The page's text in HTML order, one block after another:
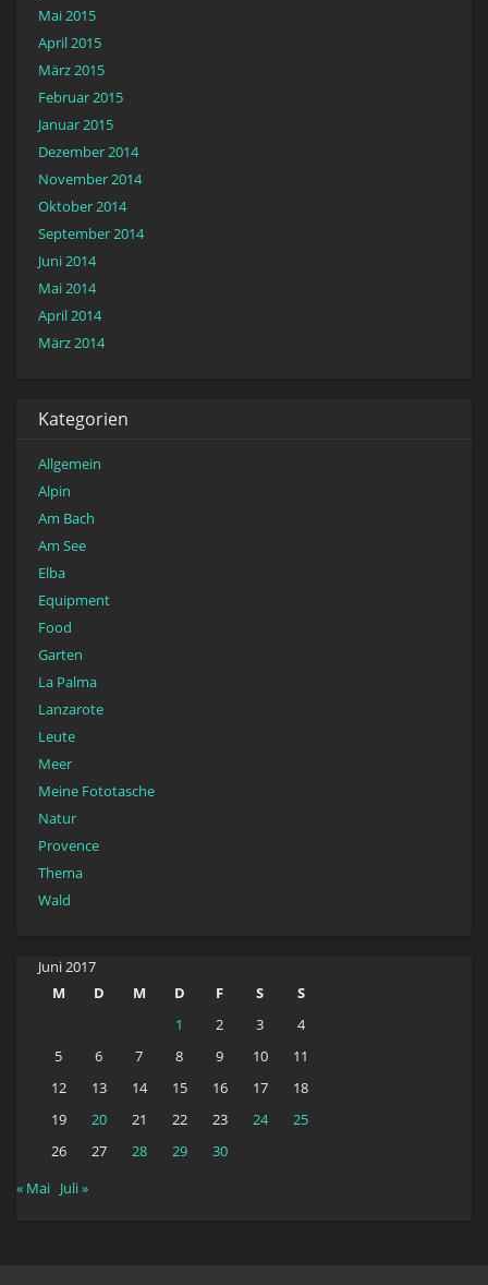
Mai 2015
April 2015
März 2015
Februar 2015
Januar 2015
Dezember 2014
November 2014
Oktober 2014
September 2014
Juni 2014
Mai 2014
April 2014
März 2014
Kategorien
Allgemein
Alpin
Am Bach
Am See
Elba
Equipment
Food
Garten
La Palma
Lanzarote
Leute
Meer
Meine Fototasche
Natur
Provence
Thema
Wald
Juni 2017
M
D M D F S
S
1
2 3
4
5
6 7 8 9 10
11
12
13 14 15 16 17
18
19
20 21 22 23 24
25
26
27 28 29
30
« Mai Juli »